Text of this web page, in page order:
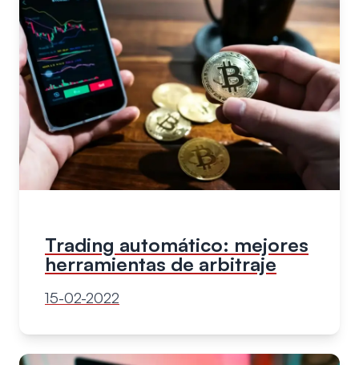
Trading automático: mejores
herramientas de arbitraje
15-02-2022